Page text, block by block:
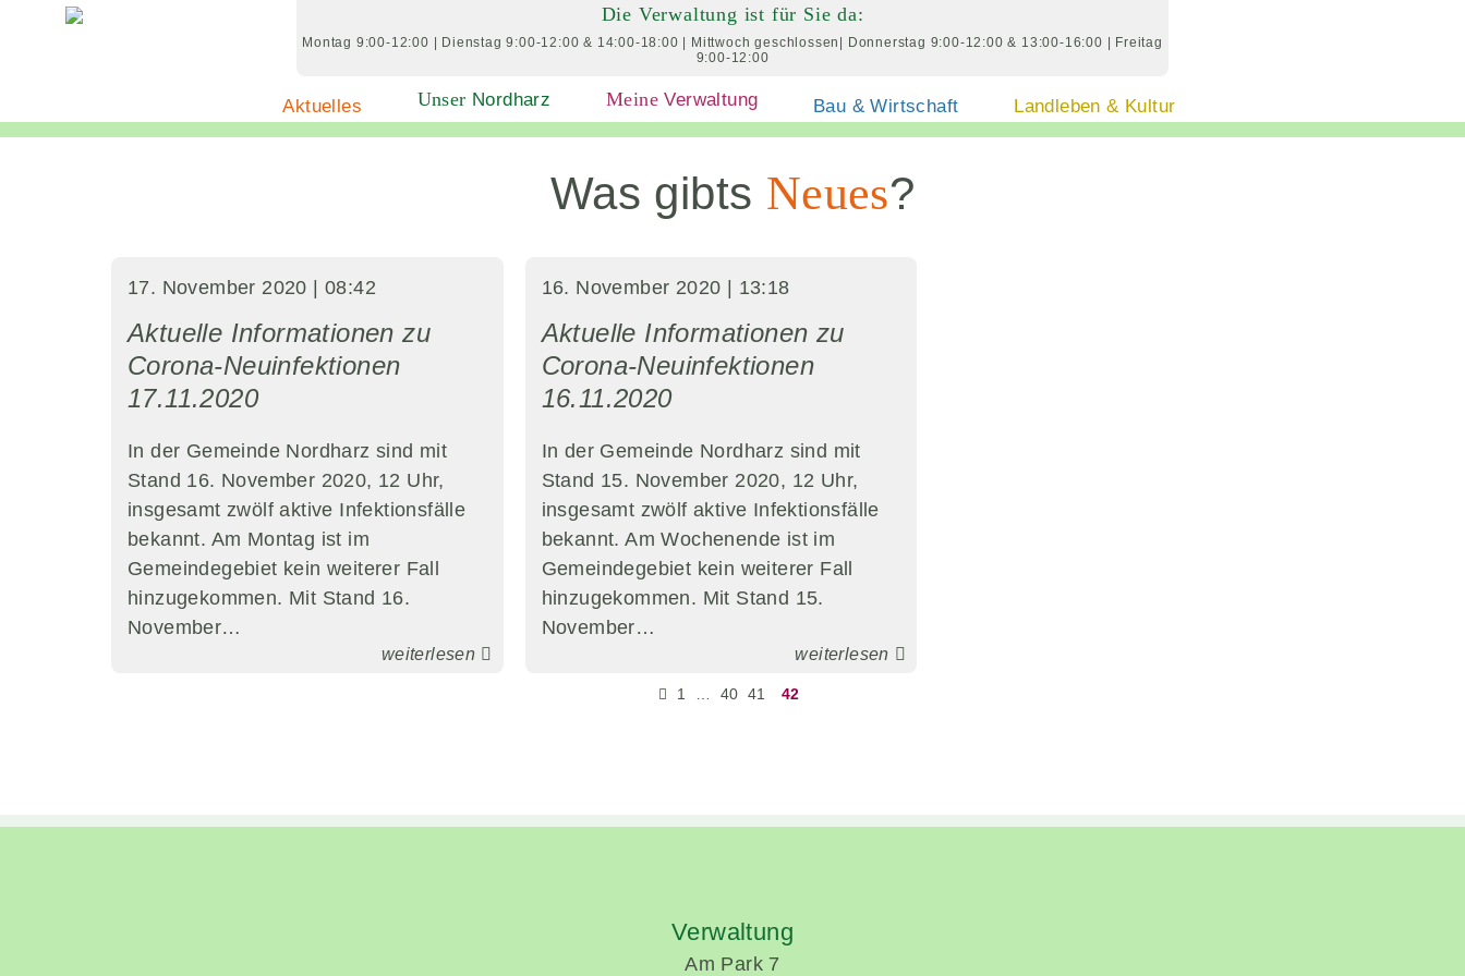
Die Verwaltung ist für Sie da:
Montag 9:00-12:00 | Dienstag 9:00-12:00& 14:00-18:00 | Mittwoch geschlossen | Donnerstag 9:00-12:00& 13:00-16:00 | Freitag
9:00-12:00
Aktuelles Unser Nordharz MeineVerwaltung Bau & Wirtschaft Landleben & Kultur
Home Aktuelles Was gibts Neues?
Was gibts Neues?
Aktuelle Informationen zu
Corona-Neuinfektionen
17.11.2020
17. November 2020 | 08:42
In der Gemeinde Nordharz sind mit
Stand 16. November 2020, 12 Uhr,
insgesamt zwölf aktive Infektionsfälle
bekannt. Am Montag ist im
Gemeindegebiet kein weiterer Fall
hinzugekommen. Mit Stand 16.
November…
weiterlesen
Aktuelle Informationen zu
Corona-Neuinfektionen
16.11.2020
16. November 2020 | 13:18
In der Gemeinde Nordharz sind mit
Stand 15. November 2020, 12 Uhr,
insgesamt zwölf aktive Infektionsfälle
bekannt. Am Wochenende ist im
Gemeindegebiet kein weiterer Fall
hinzugekommen. Mit Stand 15.
November…
weiterlesen
1 … 40 41 42
Verwaltung
Am Park 7
unverzichtbare
Cookies
sind
damit wir Ihnen
Informationen
über Sie für